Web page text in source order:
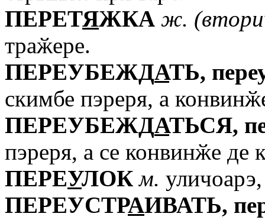
ПЕРЕТЯЖКА ж.
траӂере.
ПЕРЕУБЕЖДАТЬ,
скимбе пэреря, а
ПЕРЕУБЕЖДАТЬСЯ,
пэреря, а се конвинӂе де
ПЕРЕУЛОК м.
ПЕРЕУСТРАИВАТЬ,